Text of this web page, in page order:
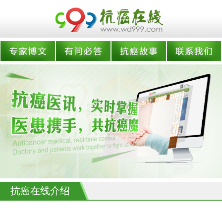
抗癌在线介绍